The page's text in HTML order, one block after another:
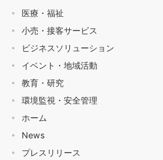
医療・福祉
小売・接客サービス
ビジネスソリューション
イベント・地域活動
教育・研究
環境監視・安全管理
ホーム
News
プレスリリース